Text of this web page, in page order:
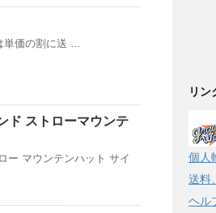
価の割に送 …
ド ストローマウンテ
ー マウンテンハット サイ
リン
個人
送料
ヘル